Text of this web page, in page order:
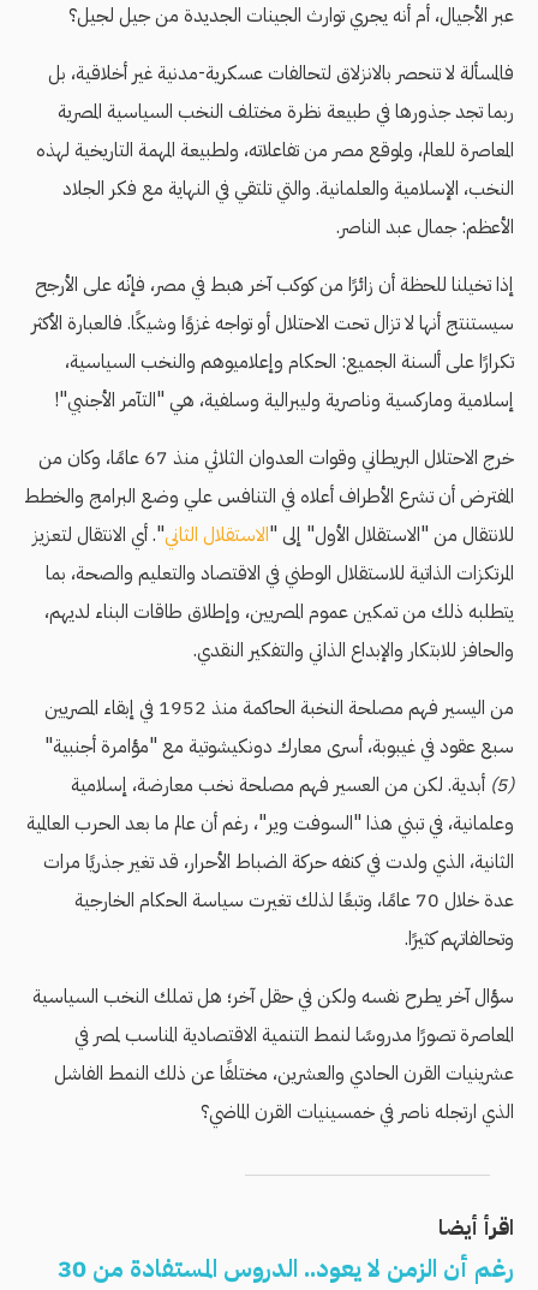
عبر الأجيال، أم أنه يجري توارث الجينات الجديدة من جيل لجيل؟
فالمسألة لا تنحصر بالانزلاق لتحالفات عسكرية-مدنية غير أخلاقية، بل
ربما تجد جذورها في طبيعة نظرة مختلف النخب السياسية المصرية
المعاصرة للعالم، ولموقع مصر من تفاعلاته، ولطبيعة المهمة التاريخية لهذه
النخب، الإسلامية والعلمانية. والتي تلتقي في النهاية مع فكر الجلاد
الأعظم: جمال عبد الناصر.
إذا تخيلنا للحظة أن زائرًا من كوكب آخر هبط في مصر، فإنّه على الأرجح
سيستنتج أنها لا تزال تحت الاحتلال أو تواجه غزوًا وشيكًا. فالعبارة الأكثر
تكرارًا على ألسنة الجميع: الحكام وإعلاميوهم والنخب السياسية،
إسلامية وماركسية وناصرية وليبرالية وسلفية، هي "التآمر الأجنبي"!
خرج الاحتلال البريطاني وقوات العدوان الثلاثي منذ 67 عامًا، وكان من
المفترض أن تشرع الأطراف أعلاه في التنافس علي وضع البرامج والخطط
للانتقال من "الاستقلال الأول" إلى "الاستقلال الثاني". أي الانتقال لتعزيز
المرتكزات الذاتية للاستقلال الوطني في الاقتصاد والتعليم والصحة، بما
يتطلبه ذلك من تمكين عموم المصريين، وإطلاق طاقات البناء لديهم،
والحافز للابتكار والإبداع الذاتي والتفكير النقدي.
من اليسير فهم مصلحة النخبة الحاكمة منذ 1952 في إبقاء المصريين
سبع عقود في غيبوبة، أسرى معارك دونكيشوتية مع "مؤامرة أجنبية"
(5)
أبدية. لكن من العسير فهم مصلحة نخب معارضة، إسلامية
وعلمانية، في تبني هذا "السوفت وير"، رغم أن عالم ما بعد الحرب العالمية
الثانية، الذي ولدت في كنفه حركة الضباط الأحرار، قد تغير جذريًا مرات
عدة خلال 70 عامًا، وتبعًا لذلك تغيرت سياسة الحكام الخارجية
وتحالفاتهم كثيرًا.
سؤال آخر يطرح نفسه ولكن في حقل آخر؛ هل تملك النخب السياسية
المعاصرة تصورًا مدروسًا لنمط التنمية الاقتصادية المناسب لمصر في
عشرينيات القرن الحادي والعشرين، مختلفًا عن ذلك النمط الفاشل
الذي ارتجله ناصر في خمسينيات القرن الماضي؟
اقرأ أيضا
رغم أن الزمن لا يعود.. الدروس المستفادة من 30